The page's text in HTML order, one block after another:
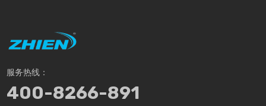
服务热线：
400-8266-891